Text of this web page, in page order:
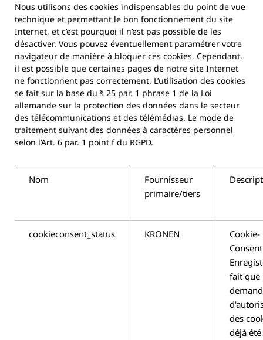
Nous utilisons des cookies indispensables du point de vue
technique et permettant le bon fonctionnement du site
Internet, et c’est pourquoi il n’est pas possible de les
désactiver. Vous pouvez éventuellement paramétrer votre
navigateur de manière à bloquer ces cookies. Cependant,
il est possible que certaines pages de notre site Internet
ne fonctionnent pas correctement. L’utilisation des cookies
se fait sur la base du § 25 par. 1 phrase 1 de la Loi
allemande sur la protection des données dans le secteur
des télécommunications et des télémédias. Le mode de
traitement suivant des données à caractères personnel
selon l’Art. 6 par. 1 point f du RGPD.
Nom
Fournisseur
primaire/tiers
cookieconsent_status KRONEN
Cookie-
fait que
des
déjà été